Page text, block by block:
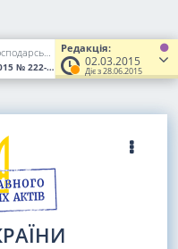
Редакція:
02.03.2015
Діє з 28.06.2015
Про ліцензування видів господарської діяльності
№ 222-VIII (Увага! Попередня